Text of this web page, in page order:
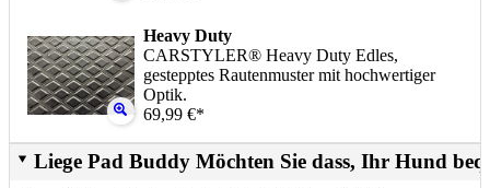
Heavy Duty
CARSTYLER® Heavy Duty Edles,
gestepptes Rautenmuster mit hochwertiger
Optik.
69,99 €*
Liege Pad Buddy Möchten Sie dass, Ihr Hund